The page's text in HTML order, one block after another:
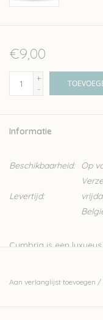
€9,00
+
-
Informatie
Beschikbaarheid: Op
Levertijd:
Cumbria is een
Aan verlanglijst toevoegen /